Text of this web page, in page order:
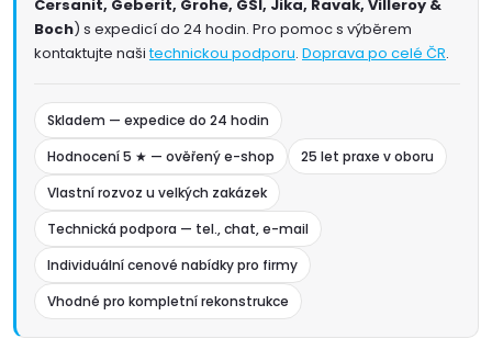
Cersanit, Geberit, Grohe, GSI, Jika, Ravak, Villeroy &
Boch) s expedicí do 24 hodin. Pro pomoc s výběrem
kontaktujte našitechnickou podporu. Doprava po celé ČR.
Skladem — expedice do 24 hodin
Hodnocení 5 ★ — ověřený e-shop
25 let praxe v oboru
Vlastní rozvoz u velkých zakázek
Technická podpora — tel., chat, e-mail
Individuální cenové nabídky pro firmy
Vhodné pro kompletní rekonstrukce